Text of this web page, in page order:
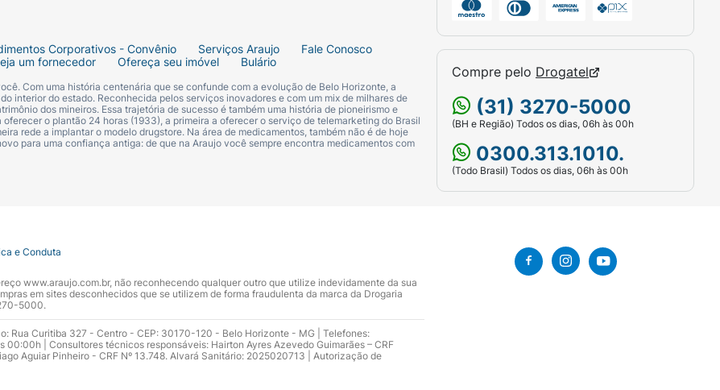
Corporativos - Convênio Serviços Araujo
Fale Conosco
um fornecedor Ofereça seu imóvel Bulário
Com uma história centenária que se confunde com a evolução de Belo Horizonte, a
interior do estado. Reconhecida pelos serviços inovadores e com um mix de milhares de
dos mineiros. Essa trajetória de sucesso é também uma história de pioneirismo e
o plantão 24 horas (1933), a primeira a oferecer o serviço de telemarketing do Brasil
rede a implantar o modelo drugstore. Na área de medicamentos, também não é de hoje
para uma confiança antiga: de que na Araujo você sempre encontra medicamentos com
Compre pelo Drogatel
(31) 3270-5000
(BH e Região) Todos os dias, 06h às 00h
0300.313.1010.
(Todo Brasil) Todos os dias, 06h às 00h
e Conduta
www.araujo.com.br, não reconhecendo qualquer outro que utilize indevidamente da sua
em sites desconhecidos que se utilizem de forma fraudulenta da marca da Drogaria
5000.
Rua Curitiba 327 - Centro - CEP: 30170-120 - Belo Horizonte - MG | Telefones:
| Consultores técnicos responsáveis: Hairton Ayres Azevedo Guimarães – CRF
Aguiar Pinheiro - CRF Nº 13.748. Alvará Sanitário: 2025020713 | Autorização de